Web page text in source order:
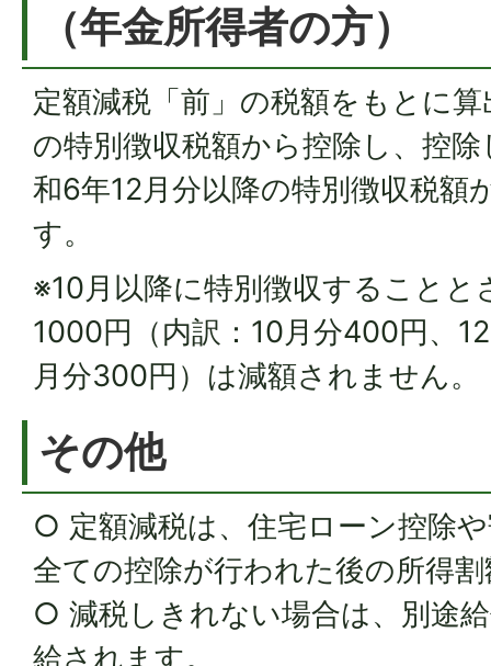
（年金所得者の方）
定額減税「前」の税額をもとに
の特別徴収税額から控除し、控
和6年12月分以降の特別徴収税額
す。
※10月以降に特別徴収することと
1000円（内訳：10月分400円、
月分300円）は減額されません。
その他
○ 定額減税は、住宅ローン控除
全ての控除が行われた後の所得
○ 減税しきれない場合は、別途
給されます。